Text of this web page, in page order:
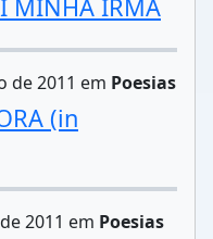
MINHA IRMÃ
de 2011 em Poesias
(in
2011 em Poesias